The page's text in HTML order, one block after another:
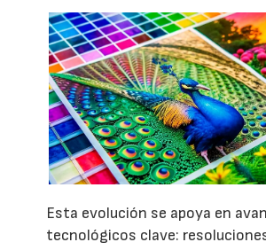
Esta evolución se apoya en
tecnológicos clave: